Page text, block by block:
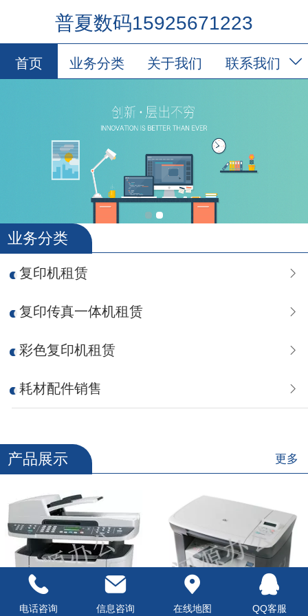
普夏数码15925671223
首页 业务分类 关于我们 联系我们
业务分类
复印机租赁
复印传真一体机租赁
彩色复印机租赁
耗材配件销售
产品展示 更多
电话咨询 信息咨询 在线地图 QQ客服